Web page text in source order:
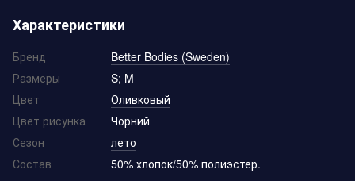
Характеристики
Бренд
Better Bodies (Sweden)
Размеры
S; M
Цвет
Оливковый
Цвет рисунка
Чорний
Сезон
лето
Состав
50% хлопок/50% полиэстер.